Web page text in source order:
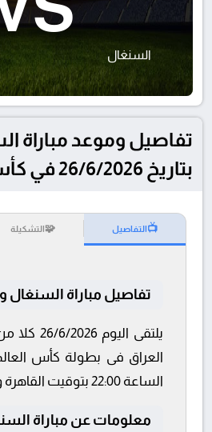
السنغال
تفاصيل وموعد مباراة
بتاريخ 26/6/2026 في كأس العالم 2026™
📺التفاصيل 🧩التشكيلة
تفاصيل مباراة السنغال
يلتقى
الساعة 22:00 بتوقيت القاهرة و 22:00.
معلومات عن مباراة